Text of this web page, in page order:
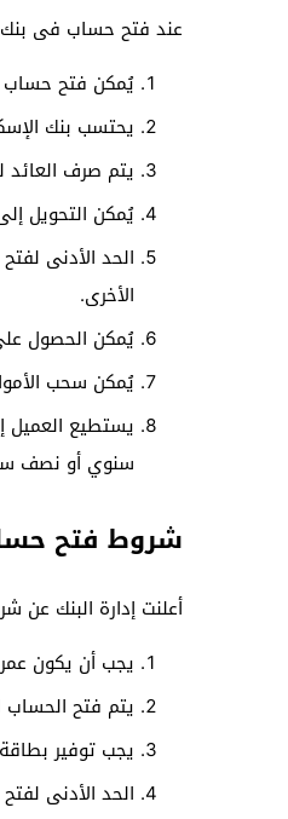
عند فتح حساب فى بنك
يُمكن فتح حساب
يحتسب بنك
يتم صرف العائد
يُمكن التحويل
الأخرى.
يُمكن الحصول
يُمكن سحب
يستطيع
سنوي أو نصف
شروط فتح
أعلنت إدارة البنك
يجب أن يكون عمر العميل 21 عاماً أو أكبر من ذلك، ولا يُحق لشخص
يتم فتح الحساب
يجب توفير
الحد الأدنى لفتح